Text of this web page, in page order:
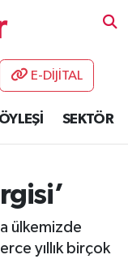
E-DİJİTAL
SEKTÖR
ülkemizde
yıllık birçok